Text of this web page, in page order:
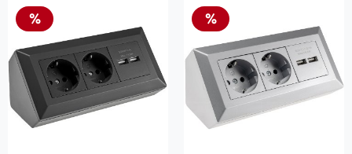
Rabatt
% Rabatt
%